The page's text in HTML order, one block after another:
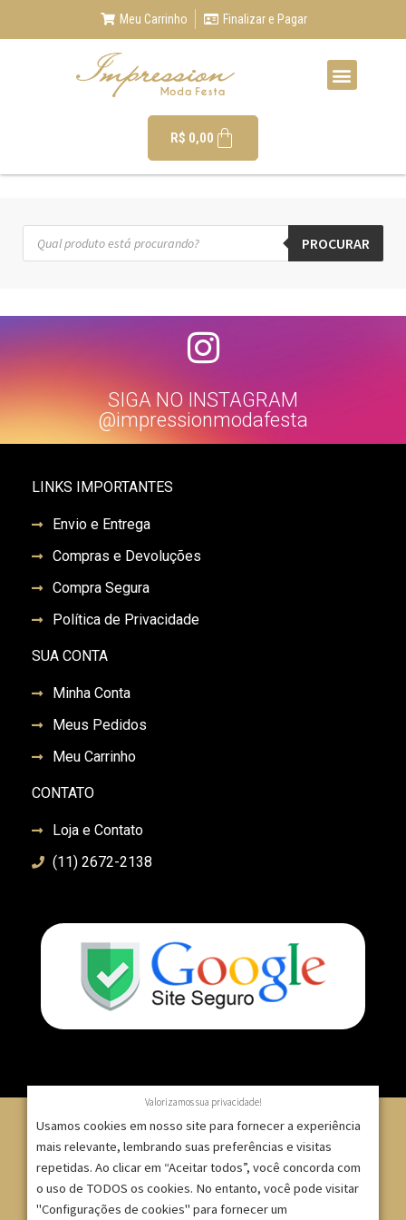
Meu Carrinho Finalizar e Pagar
R$ 0,00
PROCURAR
SIGA NO INSTAGRAM
@impressionmodafesta
LINKS IMPORTANTES
Envio e Entrega
Compras e Devoluções
Compra Segura
Política de Privacidade
SUA CONTA
Minha Conta
Meus Pedidos
Meu Carrinho
CONTATO
Loja e Contato
(11) 2672-2138
© 2007 – 2025 – ImpressionModaFesta | Rua Serra de
Japi, 1332 – Tatuapé – São Paulo/SP – CNPJ:
Valorizamos sua privacidade!
Usamos cookies em nosso site para fornecer a experiência
mais relevante, lembrando suas preferências e visitas
repetidas. Ao clicar em “Aceitar todos”, você concorda com
o uso de TODOS os cookies. No entanto, você pode visitar
"Configurações de cookies" para fornecer um